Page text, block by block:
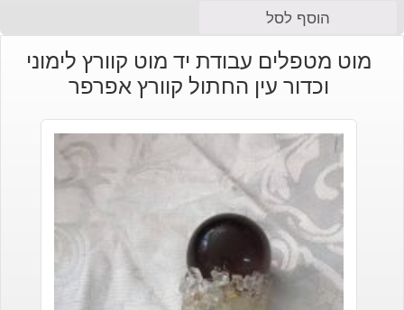
הוסף לסל
מוט מטפלים עבודת יד מוט קוורץ לימוני
וכדור עין החתול קוורץ אפרפר